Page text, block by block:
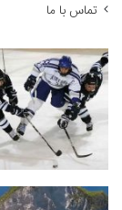
تماس با ما